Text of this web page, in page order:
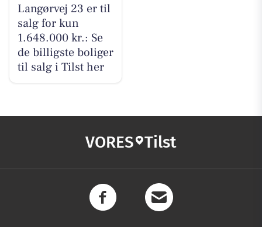
Langørvej 23 er til
salg for kun
1.648.000 kr.: Se
de billigste boliger
til salg i Tilst her
VORES Tilst